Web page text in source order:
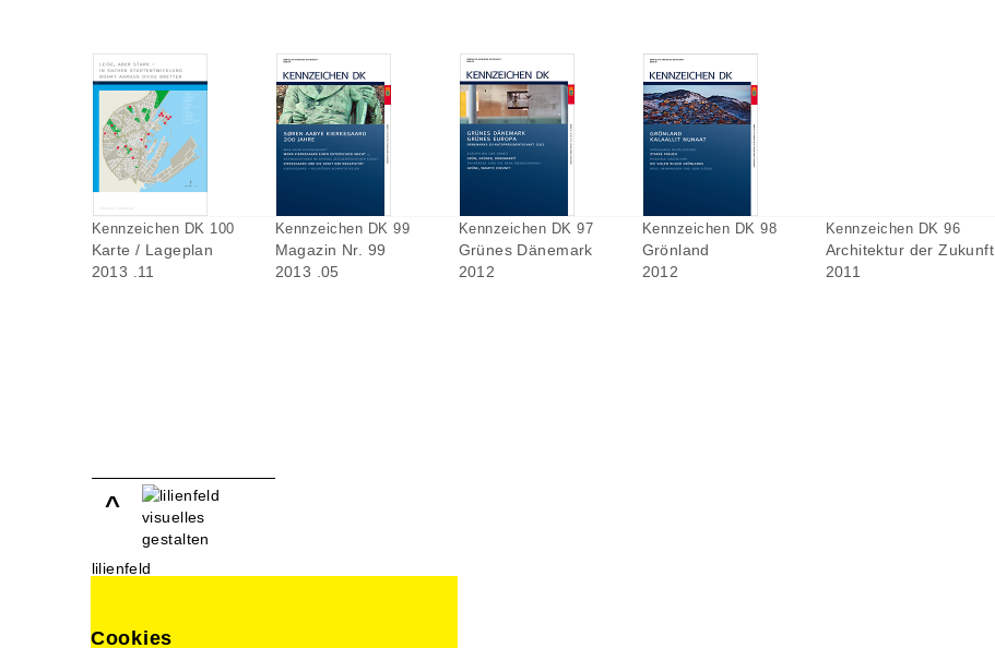
Kennzeichen DK 100
Karte / Lageplan
2013 .11
Kennzeichen DK 99
Magazin Nr. 99
2013 .05
Kennzeichen DK 97
Grünes Dänemark
2012
Kennzeichen DK 98
Grönland
2012
Kennzeichen DK 96
Architektur der Zukunft
2011
^
lilienfeld
10969 Berlin
Cookies